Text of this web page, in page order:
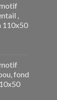
,
110x50
fond